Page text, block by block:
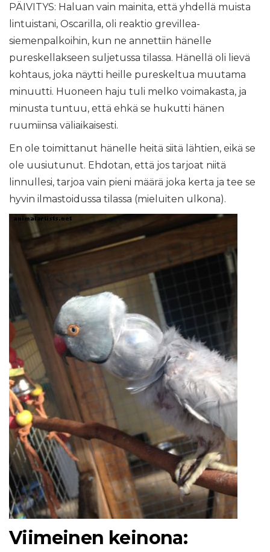
PÄIVITYS: Haluan vain mainita, että yhdellä muista
lintuistani, Oscarilla, oli reaktio grevillea-
siemenpalkoihin, kun ne annettiin hänelle
pureskellakseen suljetussa tilassa. Hänellä oli lievä
kohtaus, joka näytti heille pureskeltua muutama
minuutti. Huoneen haju tuli melko voimakasta, ja
minusta tuntuu, että ehkä se hukutti hänen
ruumiinsa väliaikaisesti.
En ole toimittanut hänelle heitä siitä lähtien, eikä se
ole uusiutunut. Ehdotan, että jos tarjoat niitä
linnullesi, tarjoa vain pieni määrä joka kerta ja tee se
hyvin ilmastoidussa tilassa (mieluiten ulkona).
Viimeinen keinona: